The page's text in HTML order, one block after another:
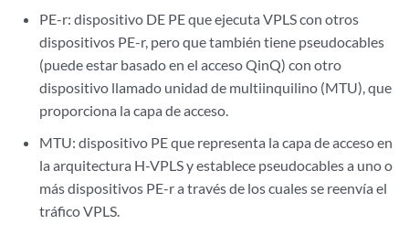
PE-r: dispositivo DE PE que ejecuta VPLS con otros
dispositivos PE-r, pero que también tiene pseudocables
(puede estar basado en el acceso QinQ) con otro
dispositivo llamado unidad de multiinquilino (MTU), que
proporciona la capa de acceso.
MTU: dispositivo PE que representa la capa de acceso en
la arquitectura H-VPLS y establece pseudocables a uno o
más dispositivos PE-r a través de los cuales se reenvía el
tráfico VPLS.